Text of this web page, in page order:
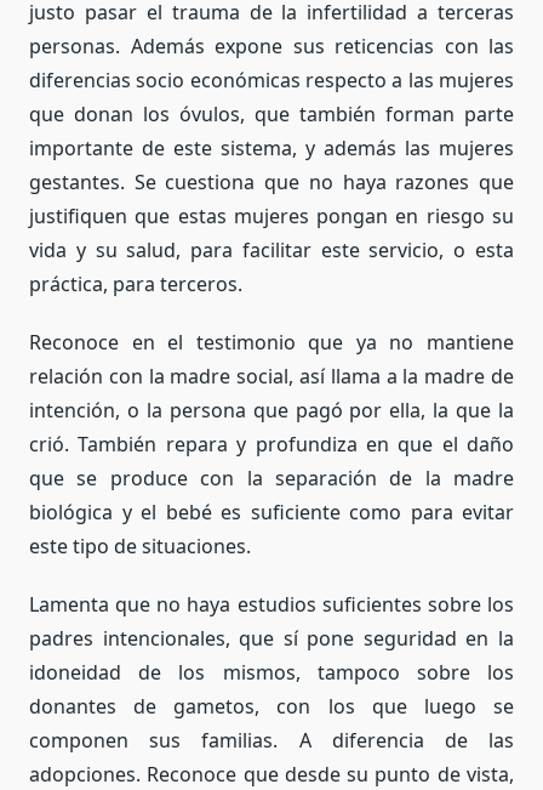
justo pasar el trauma de la infertilidad a terceras
personas. Además expone sus reticencias con las
diferencias socio económicas respecto a las mujeres
que donan los óvulos, que también forman parte
importante de este sistema, y además las mujeres
gestantes. Se cuestiona que no haya razones que
justifiquen que estas mujeres pongan en riesgo su
vida y su salud, para facilitar este servicio, o esta
práctica, para terceros.
Reconoce en el testimonio que ya no mantiene
relación con la madre social, así llama a la madre de
intención, o la persona que pagó por ella, la que la
crió. También repara y profundiza en que el daño
que se produce con la separación de la madre
biológica y el bebé es suficiente como para evitar
este tipo de situaciones.
Lamenta que no haya estudios suficientes sobre los
padres intencionales, que sí pone seguridad en la
idoneidad de los mismos, tampoco sobre los
donantes de gametos, con los que luego se
componen sus familias. A diferencia de las
adopciones. Reconoce que desde su punto de vista,